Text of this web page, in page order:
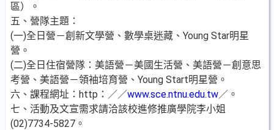
區）。
五、營隊主題：
(一)全日營－創新文學營、數學桌迷藏、Young Star明星
營。
(二)全日住宿營隊：美語營－美國生活營、美語營－創意思
考營、美語營－領袖培育營、Young Start明星營。
六、課程網址：http：／／www.sce.ntnu.edu.tw／。
七、活動及文宣需求請洽該校進修推廣學院李小姐
(02)7734-5827。